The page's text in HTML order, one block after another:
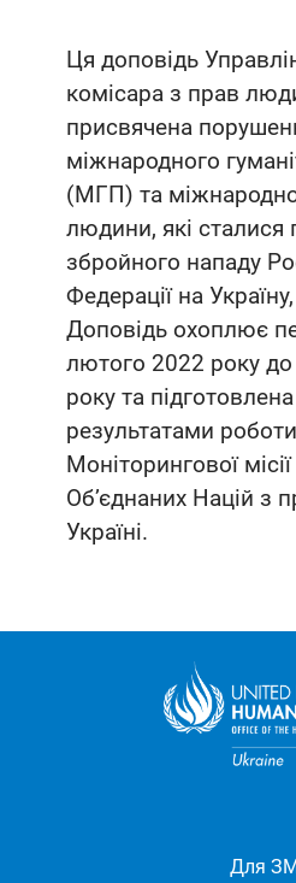
Ця доповідь
комісара з прав
присвячена
міжнародного
(МГП) та
людини, які сталися
збройного нападу
Федерації на
Доповідь охоплює
лютого 2022 року
року та
результатами роботи
Моніторингової місії
Об’єднаних Націй з
Україні.
Для